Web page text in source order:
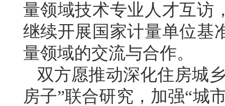
量领域技术专业人才互访
继续开展国家计量单位基
量领域的交流与合作。
双方愿推动深化住房城
房子”联合研究，加强“城